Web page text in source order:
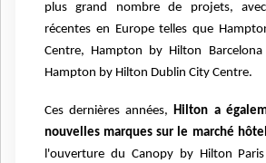
plus grand nombre de projets,
récentes en Europe telles que
Centre, Hampton by Hilton
Hampton by Hilton Dublin City Centre.
Ces dernières années,Hilton a
nouvelles marques sur le marché
l'ouverture du Canopy by Hilton